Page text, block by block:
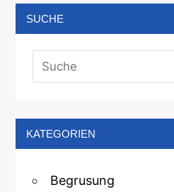
SUCHE
KATEGORIEN
Begrusung